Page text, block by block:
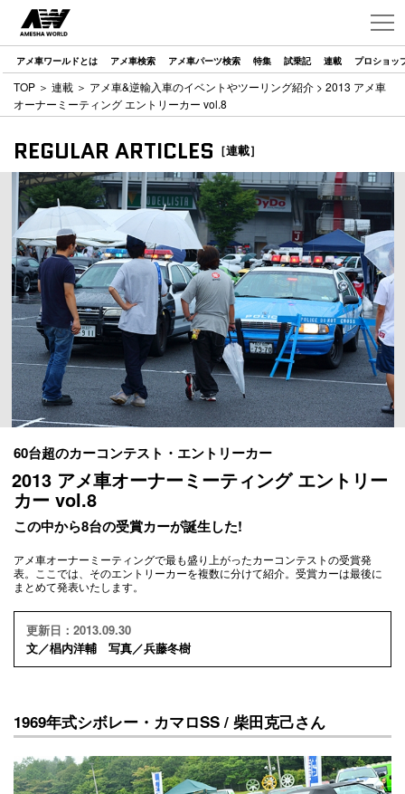
アメ車ワールドとは アメ車検索 アメ車パーツ検索 特集 試乗記 連載 プロショッ
TOP ＞ 連載 ＞ アメ車&逆輸入車のイベントやツーリング紹介 > 2013 アメ車
オーナーミーティング エントリーカー vol.8
REGULAR ARTICLES ［連載］
60台超のカーコンテスト・エントリーカー
2013 アメ車オーナーミーティング エントリー
カー vol.8
この中から8台の受賞カーが誕生した!
アメ車オーナーミーティングで最も盛り上がったカーコンテストの受賞発
表。ここでは、そのエントリーカーを複数に分けて紹介。受賞カーは最後に
まとめて発表いたします。
更新日：2013.09.30
文／椙内洋輔 写真／兵藤冬樹
1969年式シボレー・カマロSS / 柴田克己さん